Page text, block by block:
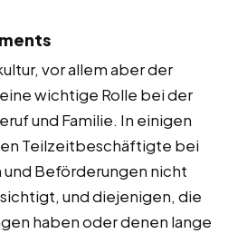
vor allem aber der
wichtige Rolle bei der
und Familie. In einigen
Teilzeitbeschäftigte bei
Beförderungen nicht
und diejenigen, die
haben oder denen lange